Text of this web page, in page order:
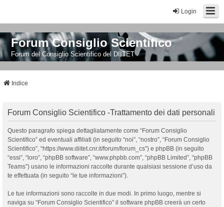
Login
Forum Consiglio Scientifico
Forum del Consiglio Scientifico del DIITET
Indice
Forum Consiglio Scientifico -Trattamento dei dati personali
Questo paragrafo spiega dettagliatamente come “Forum Consiglio
Scientifico” ed eventuali affiliati (in seguito “noi”, “nostro”, “Forum Consiglio
Scientifico”, “https://www.diitet.cnr.it/forum/forum_cs”) e phpBB (in seguito
“essi”, “loro”, “phpBB software”, “www.phpbb.com”, “phpBB Limited”, “phpBB
Teams”) usano le informazioni raccolte durante qualsiasi sessione d’uso da
te effettuata (in seguito “le tue informazioni”).
Le tue informazioni sono raccolte in due modi. In primo luogo, mentre si
naviga su “Forum Consiglio Scientifico” il software phpBB creerà un certo